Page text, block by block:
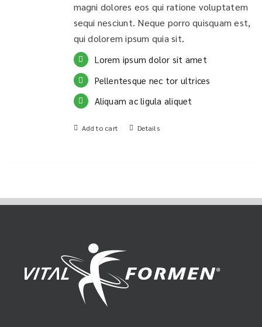
magni dolores eos qui ratione voluptatem
sequi nesciunt. Neque porro quisquam est,
qui dolorem ipsum quia sit.
Lorem ipsum dolor sit amet
Pellentesque nec tor ultrices
Aliquam ac ligula aliquet
Add to cart Details